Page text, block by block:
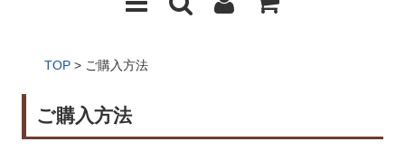
TOP > ご購入方法
ご購入方法